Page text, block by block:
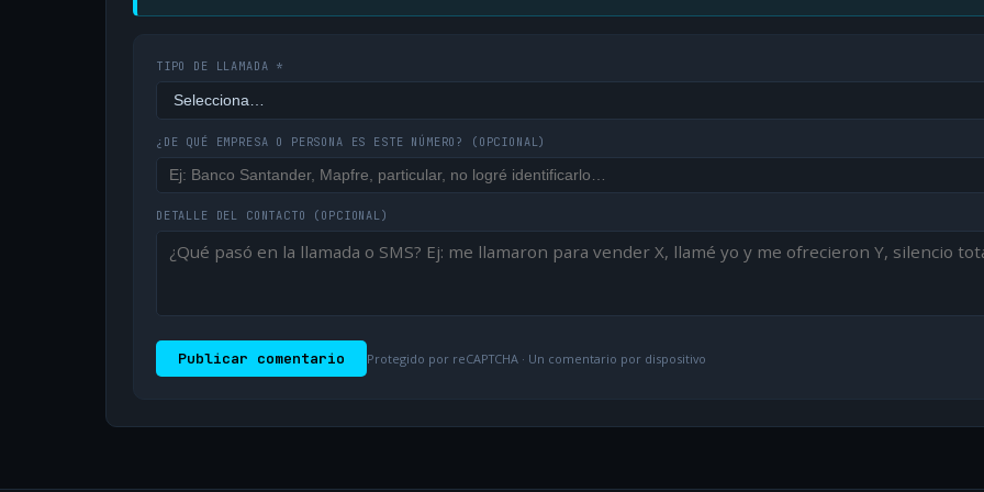
TIPO DE LLAMADA *
¿DE QUÉ EMPRESA O PERSONA ES ESTE NÚMERO? (OPCIONAL)
DETALLE DEL CONTACTO (OPCIONAL)
Publicar comentario Protegido por reCAPTCHA · Un comentario por dispositivo